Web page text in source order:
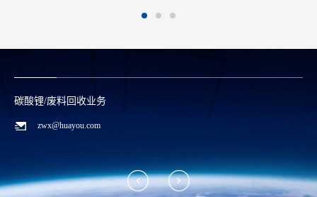
碳酸锂/废料回收业务
zwx@huayou.com